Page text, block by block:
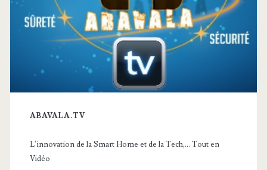
ABAVALA.TV
L'innovation de la Smart Home et de la Tech,... Tout en
Vidéo